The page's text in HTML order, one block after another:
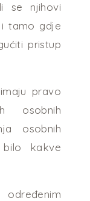
se njihovi
tamo gdje
pristup
pravo
osobnih
osobnih
kakve